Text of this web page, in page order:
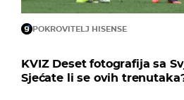
POKROVITELJ HISENSE
KVIZ Deset fotografija sa
Sjećate li se ovih